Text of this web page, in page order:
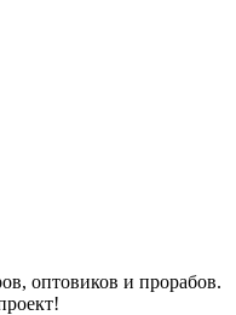
оптовиков и прорабов.